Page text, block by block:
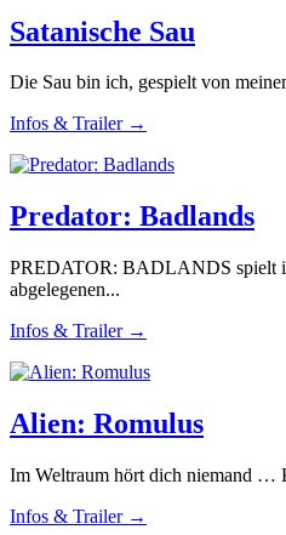
Satanische Sau
Die Sau bin ich, gespielt von
Infos & Trailer →
Predator: Badlands
PREDATOR: BADLANDS spielt
abgelegenen...
Infos & Trailer →
Alien: Romulus
Im Weltraum hört dich niemand …
Infos & Trailer →